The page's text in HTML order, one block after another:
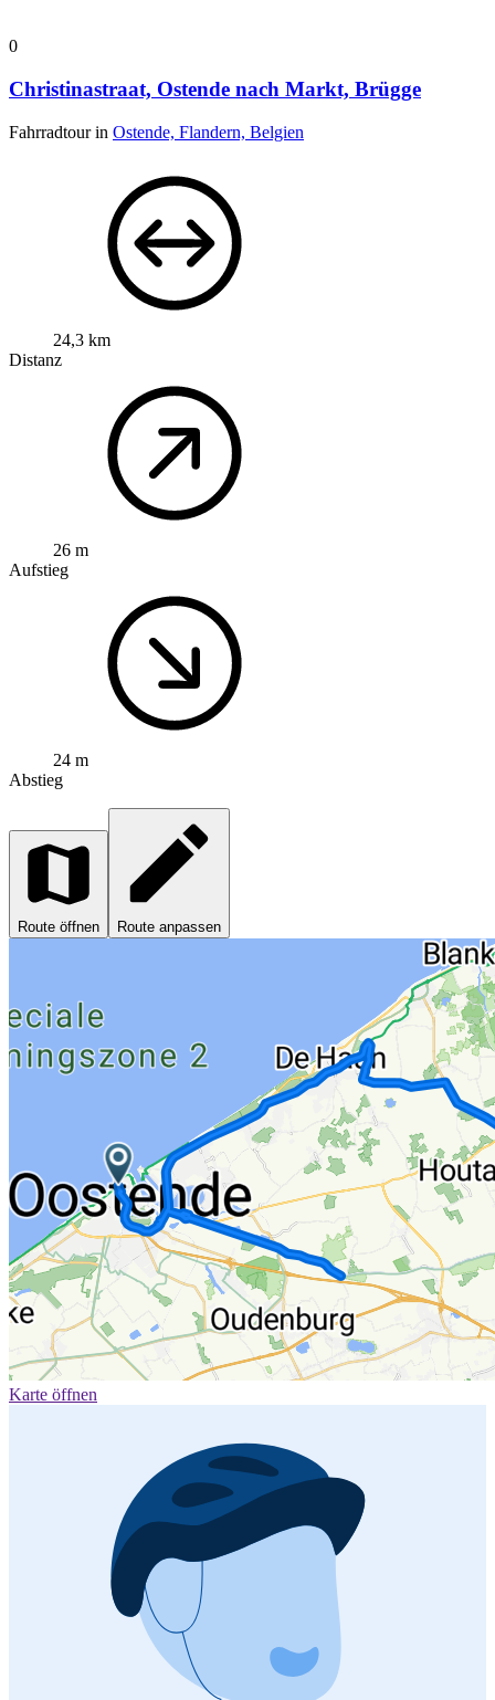
0
Christinastraat, Ostende nach Markt, Brügge
Fahrradtour in Ostende, Flandern, Belgien
24,3 km
Distanz
26 m
Aufstieg
24 m
Abstieg
Route öffnen Route anpassen
Karte öffnen